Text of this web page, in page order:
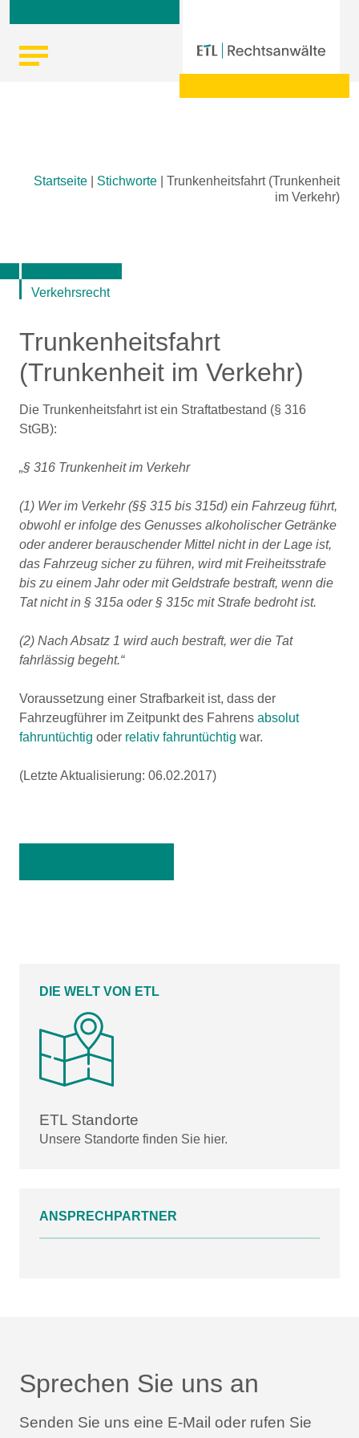
Startseite Stichworte
Trunkenheitsfahrt (Trunkenheit
im Verkehr)
Verkehrsrecht
Trunkenheitsfahrt
(Trunkenheit im Verkehr)
Die Trunkenheitsfahrt ist ein Straftatbestand (§ 316
StGB):
„§ 316 Trunkenheit im Verkehr
(1) Wer im Verkehr (§§ 315 bis 315d) ein Fahrzeug führt,
obwohl er infolge des Genusses alkoholischer Getränke
oder anderer berauschender Mittel nicht in der Lage ist,
das Fahrzeug sicher zu führen, wird mit Freiheitsstrafe
bis zu einem Jahr oder mit Geldstrafe bestraft, wenn die
Tat nicht in § 315a oder § 315c mit Strafe bedroht ist.
(2) Nach Absatz 1 wird auch bestraft, wer die Tat
fahrlässig begeht.“
Voraussetzung einer Strafbarkeit ist, dass der
Fahrzeugführer im Zeitpunkt des Fahrens absolut
fahruntüchtig oder relativ fahruntüchtig war.
(Letzte Aktualisierung: 06.02.2017)
DIE WELT VON ETL
ETL Standorte
Unsere Standorte finden Sie hier.
ANSPRECHPARTNER
Sprechen Sie uns an
Senden Sie uns eine E-Mail oder rufen Sie